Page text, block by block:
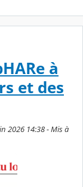
à
et des
2026 14:38 - Mis à